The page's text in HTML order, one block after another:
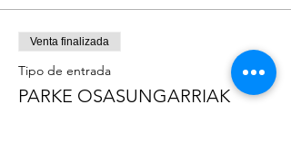
Venta finalizada
Tipo de entrada
PARKE OSASUNGARRIAK